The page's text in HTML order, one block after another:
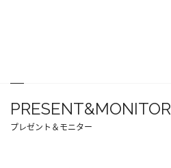
PRESENT&MONITOR
プレゼント＆モニター